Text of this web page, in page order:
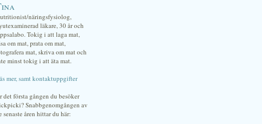
näringsfysiolog,
läkare, 30 år och
Tokig i att laga mat,
om mat, prata om mat,
mat, skriva om mat och
minst tokig i att äta mat.
mer, samt kontaktuppgifter
det första gången du besöker
Snabbgenomgången av
senaste åren hittar du här: